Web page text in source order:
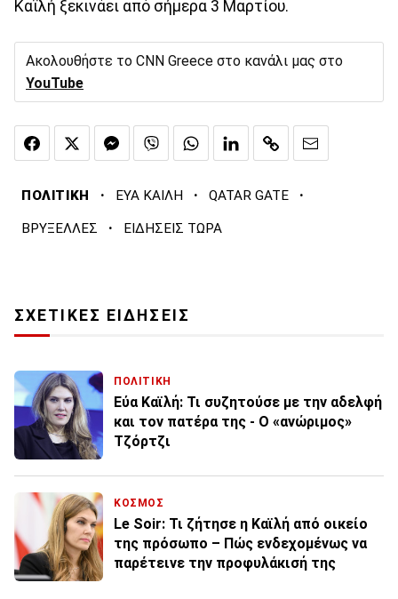
Καϊλή ξεκινάει από σήμερα 3 Μαρτίου.
Ακολουθήστε το CNN Greece στο κανάλι μας στο
YouTube
ΠΟΛΙΤΙΚΗ · ΕΥΑ ΚΑΙΛΗ · QATAR GATE ·
ΒΡΥΞΕΛΛΕΣ · ΕΙΔΗΣΕΙΣ ΤΩΡΑ
ΣΧΕΤΙΚΕΣ ΕΙΔΗΣΕΙΣ
ΠΟΛΙΤΙΚΗ
Εύα Καϊλή: Τι συζητούσε με την αδελφή
και τον πατέρα της - Ο «ανώριμος»
Τζόρτζι
ΚΟΣΜΟΣ
Le Soir: Τι ζήτησε η Καϊλή από οικείο
της πρόσωπο – Πώς ενδεχομένως να
παρέτεινε την προφυλάκισή της